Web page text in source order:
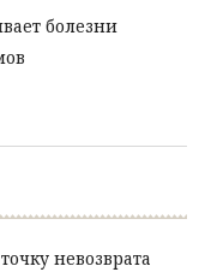
болезни
невозврата